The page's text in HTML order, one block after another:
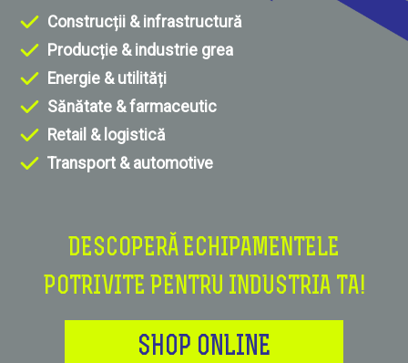
Construcții & infrastructură
Producție & industrie grea
Energie & utilități
Sănătate & farmaceutic
Retail & logistică
Transport & automotive
DESCOPERĂ ECHIPAMENTELE
POTRIVITE PENTRU INDUSTRIA TA!
SHOP ONLINE